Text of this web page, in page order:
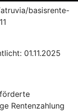
basisrente-
01.11.2025
Rentenzahlung